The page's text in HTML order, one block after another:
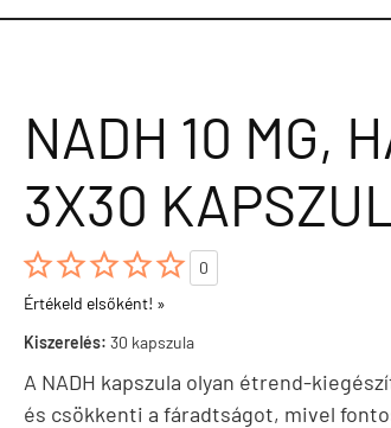
NADH 10 MG,
3X30

0
Értékeld elsőként! »
Kiszerelés: 30 kapszula
A NADH kapszula olyan étrend-
és csökkenti a fáradtságot, mivel